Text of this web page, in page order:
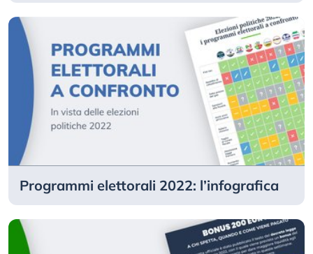
Programmi elettorali 2022: l’infografica